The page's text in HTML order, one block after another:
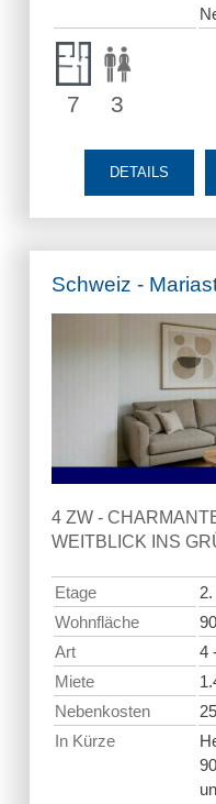
7 3
DETAILS
Schweiz -
4 ZW -
WEITBLICK INS
Etage
2.
Wohnfläche
Art
4
Miete
Nebenkosten
In Kürze